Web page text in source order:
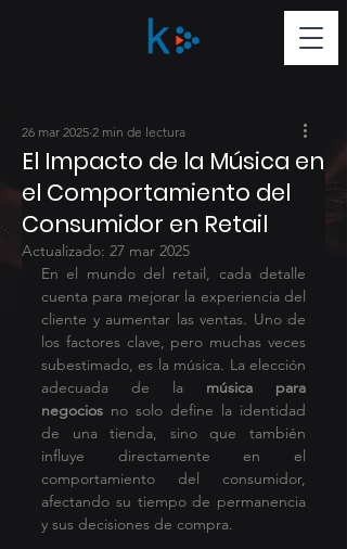
El Impacto de la Música en
el Comportamiento del
Consumidor en Retail
26 mar 2025 2 min de lectura
Actualizado: 27 mar 2025
En el mundo del retail, cada detalle
cuenta para mejorar la experiencia del
cliente y aumentar las ventas. Uno de
los factores clave, pero muchas veces
subestimado, es la música. La elección
adecuada de la música para
negocios no solo define la identidad
de una tienda, sino que también
influye directamente en el
comportamiento del consumidor,
afectando su tiempo de permanencia
y sus decisiones de compra.